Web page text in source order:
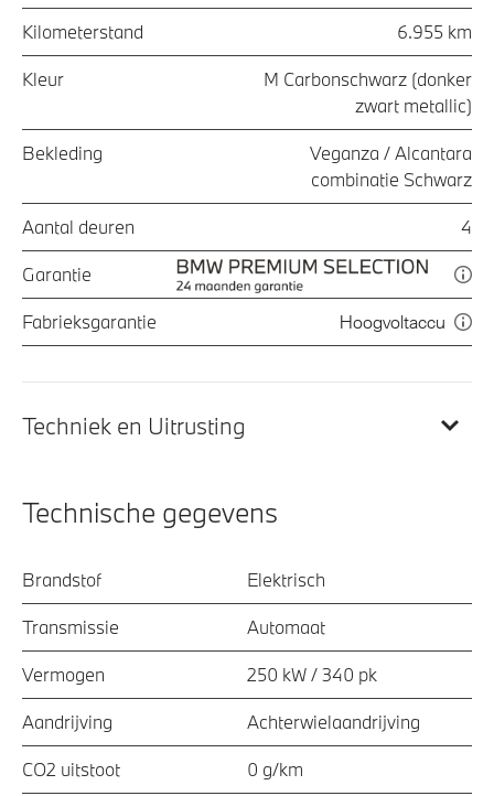
Kilometerstand 6.955 km
Kleur
M Carbonschwarz (donker
zwart metallic)
Bekleding
Veganza / Alcantara
combinatie Schwarz
Aantal deuren 4
Garantie
Fabrieksgarantie Hoogvoltaccu
Techniek en Uitrusting
Technische gegevens
Brandstof Elektrisch
Transmissie Automaat
Vermogen 250 kW / 340 pk
Aandrijving Achterwielaandrijving
CO2 uitstoot 0 g/km